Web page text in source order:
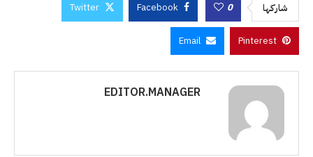
شاركها 0
Facebook
Twitter
Pinterest
Email
EDITOR.MANAGER